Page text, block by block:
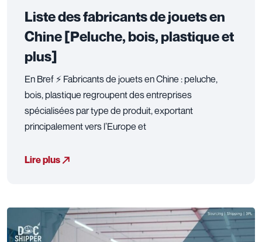
Liste des fabricants de jouets en
Chine [Peluche, bois, plastique et
plus]
En Bref ⚡ Fabricants de jouets en Chine : peluche,
bois, plastique regroupent des entreprises
spécialisées par type de produit, exportant
principalement vers l’Europe et
Lire plus